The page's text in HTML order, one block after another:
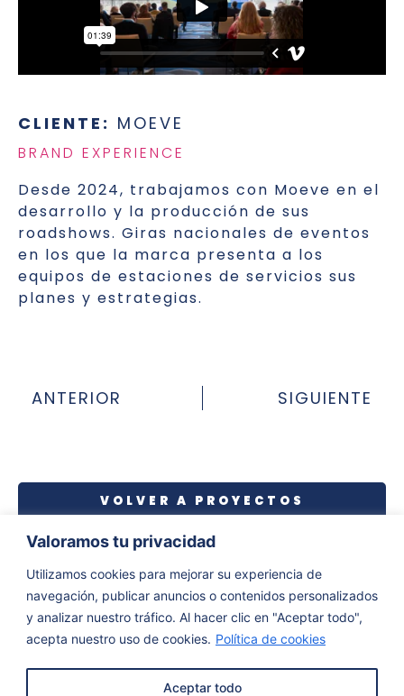
Valoramos tu privacidad
Utilizamos cookies para mejorar su experiencia de
navegación, publicar anuncios o contenidos personalizados
y analizar nuestro tráfico. Al hacer clic en "Aceptar todo",
acepta nuestro uso de cookies. Política de cookies
Aceptar todo
CLIENTE: MOEVE
BRAND EXPERIENCE
Desde 2024, trabajamos con Moeve en el
desarrollo y la producción de sus
roadshows. Giras nacionales de eventos
en los que la marca presenta a los
equipos de estaciones de servicios sus
planes y estrategias.
ANTERIOR SIGUIENTE
VOLVER A PROYECTOS